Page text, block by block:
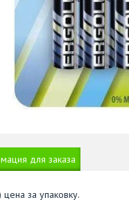
для заказа
за упаковку.